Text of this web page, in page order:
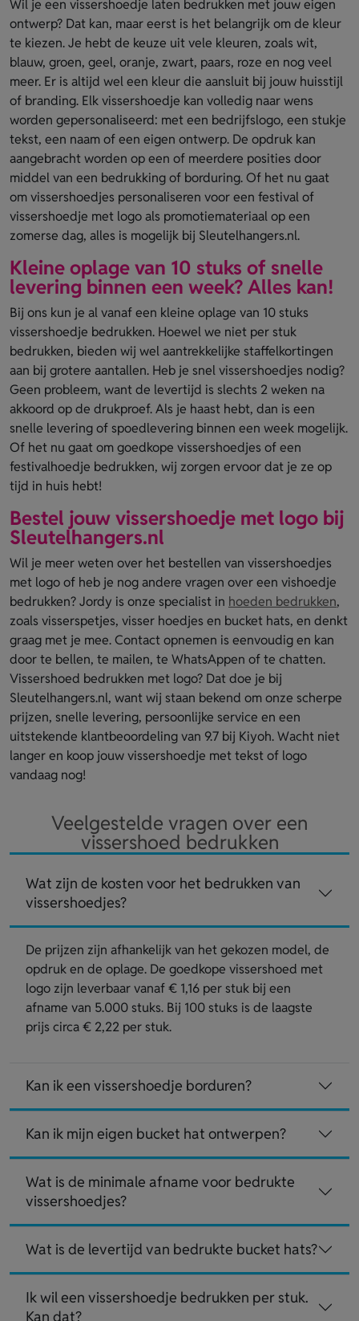
Wil je een vissershoedje laten bedrukken met jouw eigen
ontwerp? Dat kan, maar eerst is het belangrijk om de kleur
te kiezen. Je hebt de keuze uit vele kleuren, zoals wit,
blauw, groen, geel, oranje, zwart, paars, roze en nog veel
meer. Er is altijd wel een kleur die aansluit bij jouw huisstijl
of branding. Elk vissershoedje kan volledig naar wens
worden gepersonaliseerd: met een bedrijfslogo, een stukje
tekst, een naam of een eigen ontwerp. De opdruk kan
aangebracht worden op een of meerdere posities door
middel van een bedrukking of borduring. Of het nu gaat
om vissershoedjes personaliseren voor een festival of
vissershoedje met logo als promotiemateriaal op een
zomerse dag, alles is mogelijk bij Sleutelhangers.nl.
Kleine oplage van 10 stuks of snelle
levering binnen een week? Alles kan!
Bij ons kun je al vanaf een kleine oplage van 10 stuks
vissershoedje bedrukken. Hoewel we niet per stuk
bedrukken, bieden wij wel aantrekkelijke staffelkortingen
aan bij grotere aantallen. Heb je snel vissershoedjes nodig?
Geen probleem, want de levertijd is slechts 2 weken na
akkoord op de drukproef. Als je haast hebt, dan is een
snelle levering of spoedlevering binnen een week mogelijk.
Of het nu gaat om goedkope vissershoedjes of een
festivalhoedje bedrukken, wij zorgen ervoor dat je ze op
tijd in huis hebt!
Bestel jouw vissershoedje met logo bij
Sleutelhangers.nl
Wil je meer weten over het bestellen van vissershoedjes
met logo of heb je nog andere vragen over een vishoedje
bedrukken? Jordy is onze specialist in hoeden bedrukken,
zoals visserspetjes, visser hoedjes en bucket hats, en denkt
graag met je mee. Contact opnemen is eenvoudig en kan
door te bellen, te mailen, te WhatsAppen of te chatten.
Vissershoed bedrukken met logo? Dat doe je bij
Sleutelhangers.nl, want wij staan bekend om onze scherpe
prijzen, snelle levering, persoonlijke service en een
uitstekende klantbeoordeling van 9.7 bij Kiyoh. Wacht niet
langer en koop jouw vissershoedje met tekst of logo
vandaag nog!
Veelgestelde vragen over een
vissershoed bedrukken
Wat zijn de kosten voor het bedrukken van
vissershoedjes?
De prijzen zijn afhankelijk van het gekozen model, de
opdruk en de oplage. De goedkope vissershoed met
logo zijn leverbaar vanaf € 1,16 per stuk bij een
afname van 5.000 stuks. Bij 100 stuks is de laagste
prijs circa € 2,22 per stuk.
Kan ik een vissershoedje borduren?
Kan ik mijn eigen bucket hat ontwerpen?
Wat is de minimale afname voor bedrukte
vissershoedjes?
Wat is de levertijd van bedrukte bucket hats?
Ik wil een vissershoedje bedrukken per stuk.
Kan dat?